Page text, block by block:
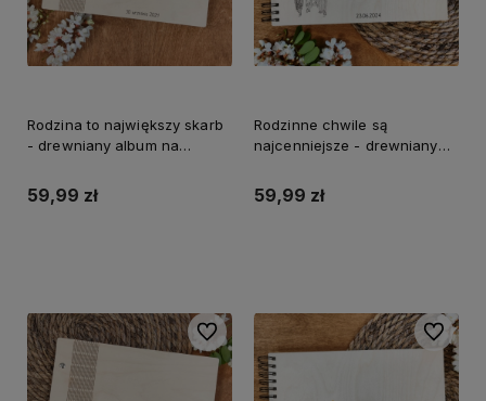
Rodzina to największy skarb
- drewniany album na
59,99 zł
Rodzinne chwile są
najcenniejsze - drewniany
59,99 zł
Do ulubionych Do